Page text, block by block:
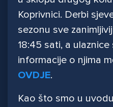
Koprivnici. Derbi
sezonu sve
18:45 sati, a
informacije o njima
OVDJE.
Kao što smo u